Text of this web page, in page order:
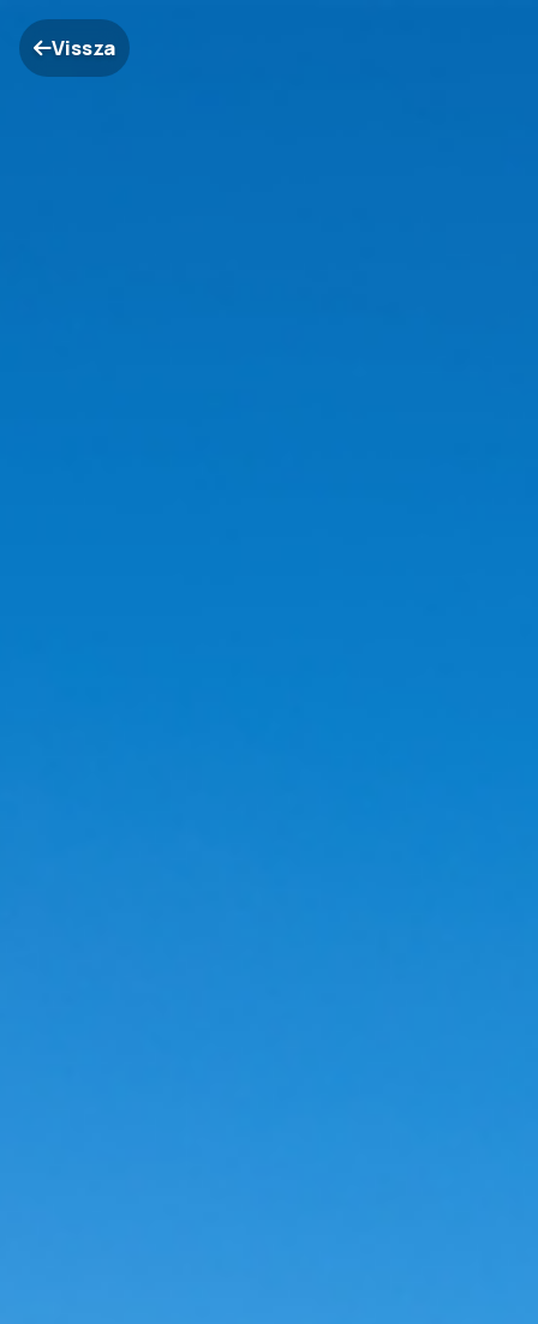
Vissza